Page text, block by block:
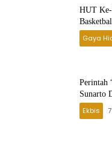
HUT Ke-
Gaya
Perintah
Sunarto
Ekbis